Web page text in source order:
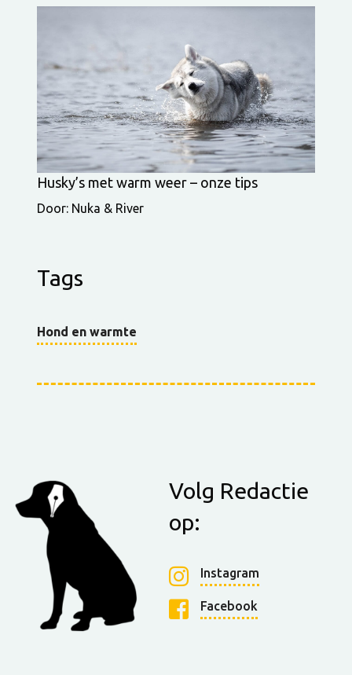
Husky’s met warm weer – onze tips
Door: Nuka & River
Tags
Hond en warmte
Volg Redactie
op:
Instagram
Facebook